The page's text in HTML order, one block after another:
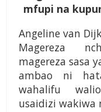
mfupi na
Angeline van
Magereza
magereza sasa
ambao ni
wahalifu
usaidizi wakiwa